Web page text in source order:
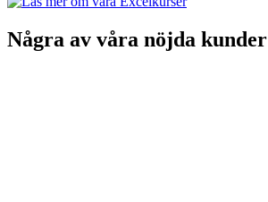
Några av våra nöjda kunder